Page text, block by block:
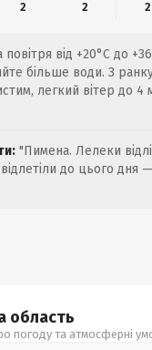
2
2 2
від +20°C до
більше води. З
легкий вітер до 4
"Пимена. Лелеки
до цього дня
область
погоду та атмосферні